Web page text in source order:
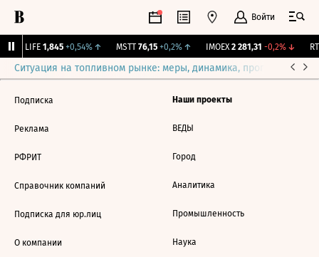
Войти
LIFE 1,845 +0,54%↑ MSTT 76,15 +0,2%↑ IMOEX 2 281,31 -0,2%↓
Ситуация на топливном рынке: меры, динамика, прогнозы
Подписка
Реклама
РФРИТ
Справочник компаний
Подписка для юр.лиц
О компании
Наши проекты
ВЕДЫ
Город
Аналитика
Промышленность
Наука